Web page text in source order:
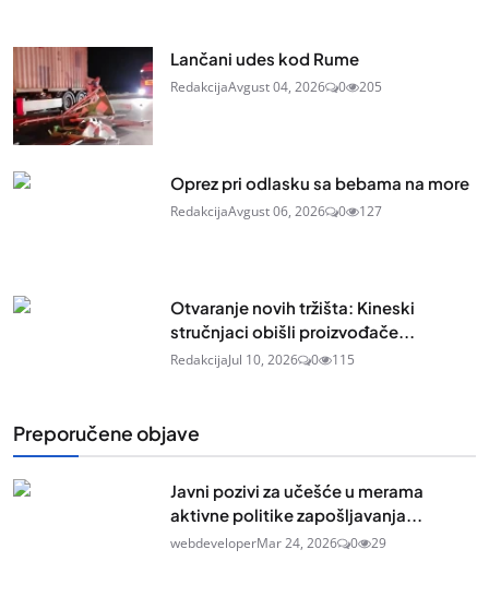
Lančani udes kod Rume
RedakcijaAvgust 04, 2026 0 205
Oprez pri odlasku sa bebama na more
RedakcijaAvgust 06, 2026 0 127
Otvaranje novih tržišta: Kineski
stručnjaci obišli proizvođače...
RedakcijaJul 10, 2026 0 115
Preporučene objave
Javni pozivi za učešće u merama
aktivne politike zapošljavanja...
webdeveloperMar 24, 2026 0 29